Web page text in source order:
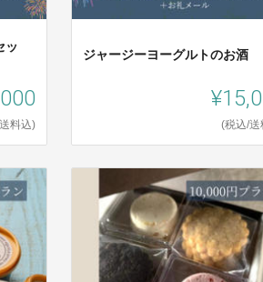
ッ
料込)
ジャージーヨーグルトのお酒
(税込/送